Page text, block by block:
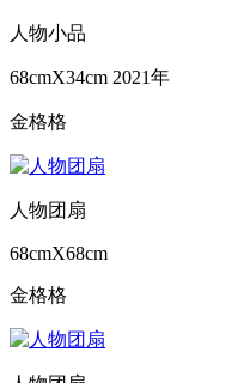
人物小品
68cmX34cm 2021年
金格格
人物团扇
68cmX68cm
金格格